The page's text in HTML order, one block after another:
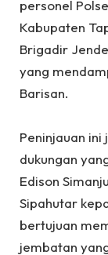
personel
Kabupaten
Brigadir
yang
Barisan.
‎Peninjauan
dukungan
Edison
Sipahutar
bertujuan
jembatan